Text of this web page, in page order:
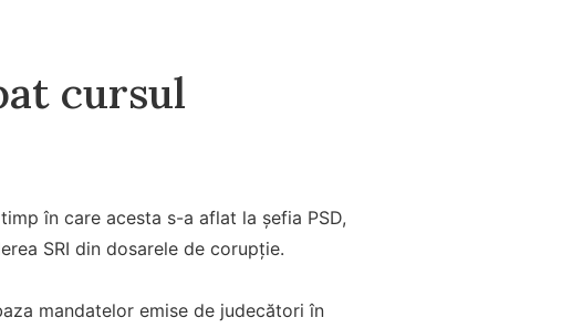
cursul
în care acesta s-a aflat la șefia PSD,
SRI din dosarele de corupție.
mandatelor emise de judecători în